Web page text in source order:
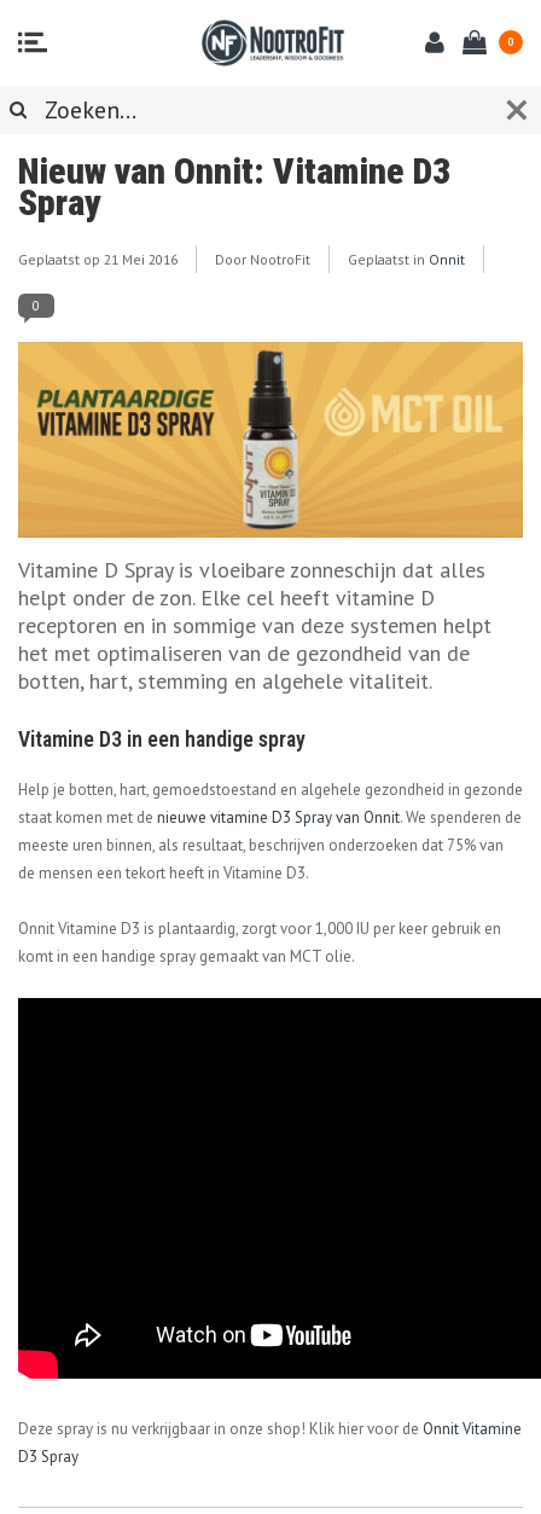
0
Nieuw van Onnit: Vitamine D3
Spray
Geplaatst op 21 Mei 2016 Door NootroFit Geplaatst in Onnit
0
Vitamine D Spray is vloeibare zonneschijn dat alles
helpt onder de zon. Elke cel heeft vitamine D
receptoren en in sommige van deze systemen helpt
het met optimaliseren van de gezondheid van de
botten, hart, stemming en algehele vitaliteit.
Vitamine D3 in een handige spray
Help je botten, hart, gemoedstoestand en algehele gezondheid in gezonde
staat komen met de nieuwe vitamine D3 Spray van Onnit. We spenderen de
meeste uren binnen, als resultaat, beschrijven onderzoeken dat 75% van
de mensen een tekort heeft in Vitamine D3.
Onnit Vitamine D3 is plantaardig, zorgt voor 1,000 IU per keer gebruik en
komt in een handige spray gemaakt van MCT olie.
Deze spray is nu verkrijgbaar in onze shop! Klik hier voor de Onnit Vitamine
D3 Spray